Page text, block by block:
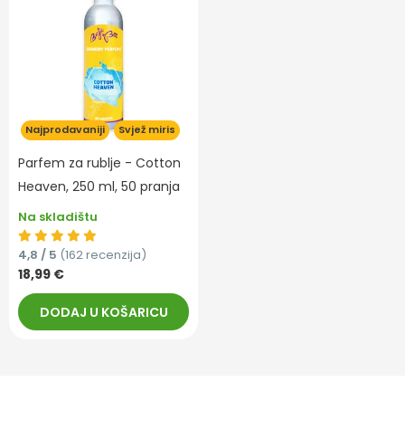
Najprodavaniji Svjež miris
Parfem za rublje - Cotton
Heaven, 250 ml, 50 pranja
Na skladištu
4,8 / 5 (162 recenzija)
18,99 €
DODAJ U KOŠARICU